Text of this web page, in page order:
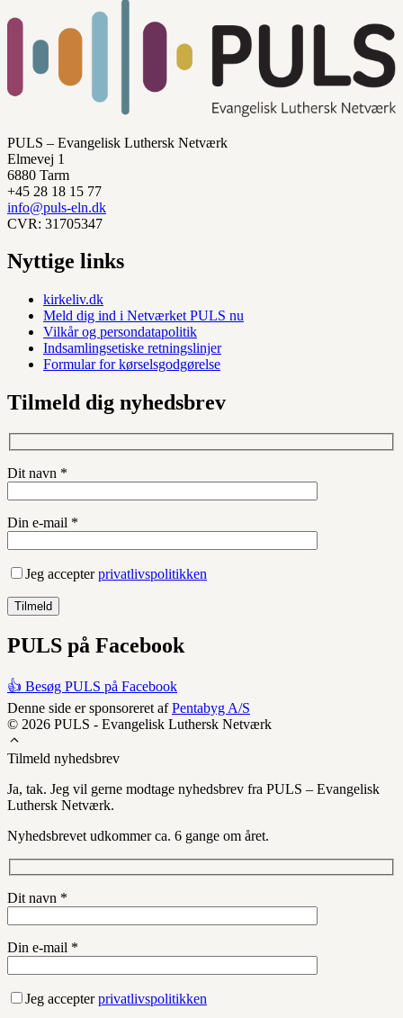
PULS – Evangelisk Luthersk Netværk
Elmevej 1
6880 Tarm
+45 28 18 15 77
info@puls-eln.dk
CVR: 31705347
Nyttige links
kirkeliv.dk
Meld dig ind i Netværket PULS nu
Vilkår og persondatapolitik
Indsamlingsetiske retningslinjer
Formular for kørselsgodgørelse
Tilmeld dig nyhedsbrev
Dit navn *
Din e-mail *
Jeg accepterprivatlivspolitikken
PULS på Facebook
👍 Besøg PULS på Facebook
Denne side er sponsoreret afPentabyg A/S
© 2026 PULS - Evangelisk Luthersk Netværk
Tilmeld nyhedsbrev
Ja, tak. Jeg vil gerne modtage nyhedsbrev fra PULS – Evangelisk
Luthersk Netværk.
Nyhedsbrevet udkommer ca. 6 gange om året.
Dit navn *
Din e-mail *
Jeg accepterprivatlivspolitikken